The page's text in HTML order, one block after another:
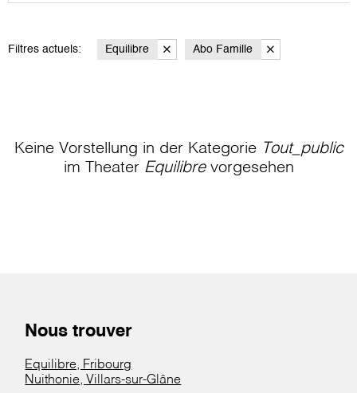
Filtres actuels: Equilibre Abo Famille
Keine Vorstellung in der Kategorie Tout_public
im Theater Equilibrevorgesehen
Nous trouver
Equilibre, Fribourg
Nuithonie, Villars-sur-Glâne